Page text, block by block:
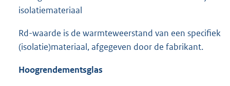
isolatiemateriaal
Rd-waarde is de warmteweerstand van een specifiek
(isolatie)materiaal, afgegeven door de fabrikant.
Hoogrendementsglas